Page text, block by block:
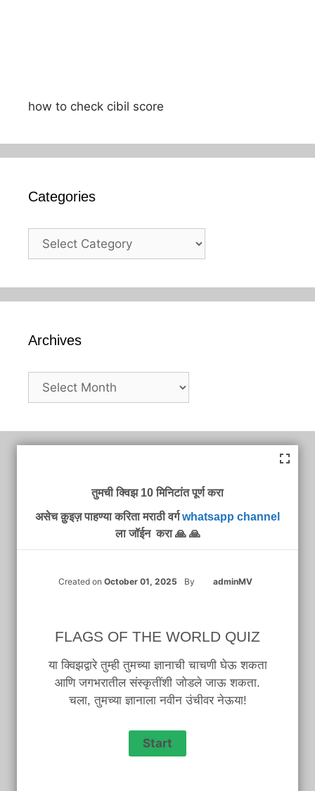
how to check cibil score
Categories
Categories
Archives
Archives
तुमची क्विझ 10 मिनिटांत पूर्ण करा
असेच क़ुइज़ पाहण्या करिता मराठी वर्गwhatsapp channel
ला जॉईन करा 🙏 🙏
Created on October 01, 2025 By adminMV
FLAGS OF THE WORLD QUIZ
या क्विझद्वारे तुम्ही तुमच्या ज्ञानाची चाचणी घेऊ शकता
आणि जगभरातील संस्कृतींशी जोडले जाऊ शकता.
चला, तुमच्या ज्ञानाला नवीन उंचीवर नेऊया!